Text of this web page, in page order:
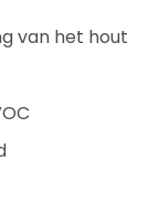
van het hout